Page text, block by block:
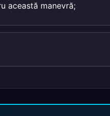
această manevră;